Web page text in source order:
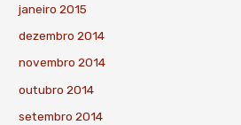
janeiro 2015
dezembro 2014
novembro 2014
outubro 2014
setembro 2014